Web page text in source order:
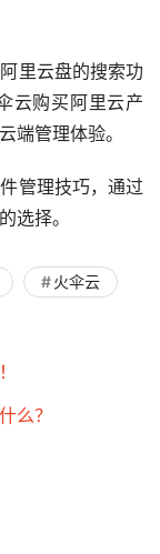
里云盘的搜索功
云购买阿里云产
端管理体验。
管理技巧，通过
选择。
火伞云
么？